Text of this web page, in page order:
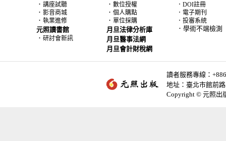
． 講座試聽
． 影音商城
． 執業進修
元照讀書館
． 研討會新訊
． 數位授權
． 個人購點
． 單位採購
月旦法律分析庫
月旦醫事法網
月旦會計財稅網
．DOI註冊
．電子期刊
．投審系統
．學術不端檢測
讀者服務專線：
地址：臺北市館前
Copyright © 元照出